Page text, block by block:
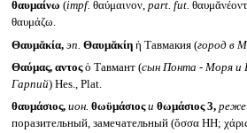
θαυμαίνω (impf. θαύμαινον, part. fut.
θαυμάζω.
Θαυμᾰκία, эп. Θαυμᾰκίη ἡ Тавмакия (город в
Θαύμας, αντοςὁ Тавмант (сын Понта - Моря и
Гарпий) Hes., Plat.
θαυμάσιος, ион. θωϋμάσιοςи θωμάσιος 3, реже
поразительный, замечательный (ὄσσα HH;